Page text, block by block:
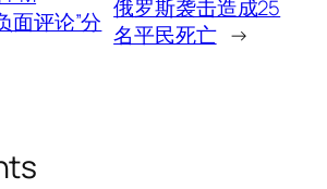
面评论”分 俄罗斯袭击造成25
名平民死亡 →